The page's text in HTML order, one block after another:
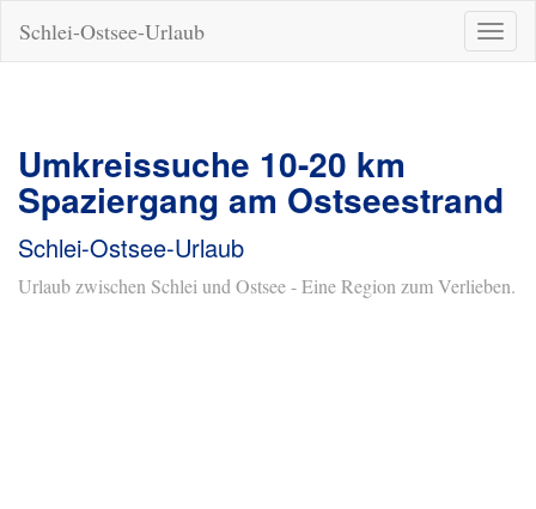
ein-/
Schlei-Ostsee-Urlaub
Umkreissuche 10-20 km
Spaziergang am Ostseestrand
Schlei-Ostsee-Urlaub
Urlaub zwischen Schlei und Ostsee - Eine Region zum Verlieben.